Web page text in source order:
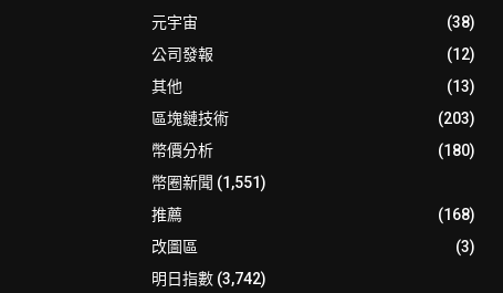
元宇宙
(38)
公司發報
(12)
其他
(13)
區塊鏈技術
(203)
幣價分析
(180)
幣圈新聞 (1,551)
推薦
(168)
改圖區
(3)
明日指數(3,742)